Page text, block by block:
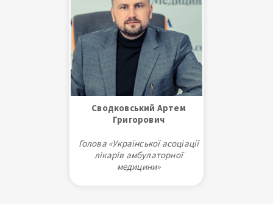
Сводковський Артем
Григорович
Голова «Української асоціації
лікарів амбулаторної
медицини»